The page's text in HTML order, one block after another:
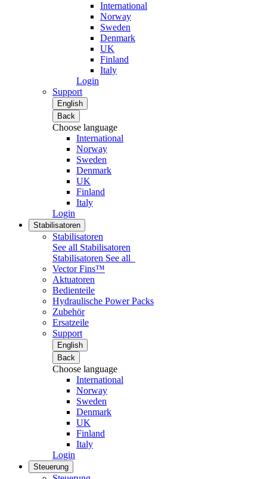
International
Norway
Sweden
Denmark
UK
Finland
Italy
Login
Support
English
Back
Choose language
International
Norway
Sweden
Denmark
UK
Finland
Italy
Login
Stabilisatoren
Stabilisatoren
See all Stabilisatoren
Stabilisatoren See all
Vector Fins™
Aktuatoren
Bedienteile
Hydraulische Power Packs
Zubehör
Ersatzeile
Support
English
Back
Choose language
International
Norway
Sweden
Denmark
UK
Finland
Italy
Login
Steuerung